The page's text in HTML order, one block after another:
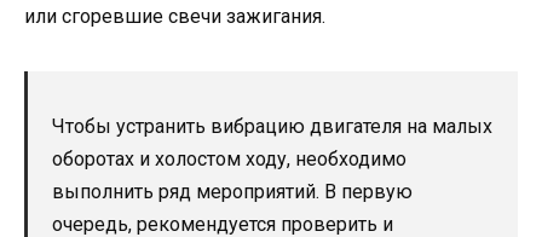
или сгоревшие свечи зажигания.
Чтобы устранить вибрацию двигателя на малых
оборотах и холостом ходу, необходимо
выполнить ряд мероприятий. В первую
очередь, рекомендуется проверить и